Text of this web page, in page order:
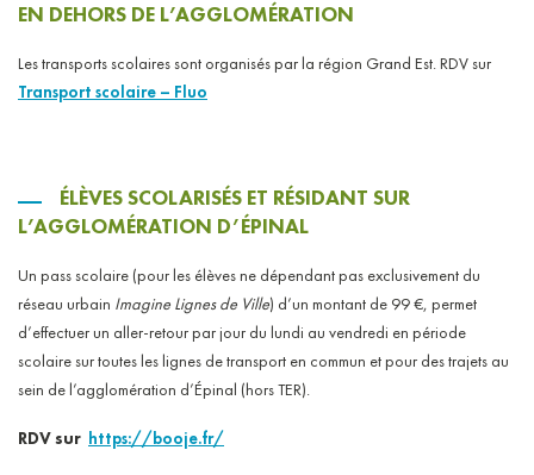
EN DEHORS DE L’AGGLOMÉRATION
Les transports scolaires sont organisés par la région Grand Est. RDV sur
Transport scolaire – Fluo
ÉLÈVES SCOLARISÉS ET RÉSIDANT SUR
L’AGGLOMÉRATION D’ÉPINAL
Un pass scolaire (pour les élèves ne dépendant pas exclusivement du
réseau urbain Imagine Lignes de Ville) d’un montant de 99 €, permet
d’effectuer un aller-retour par jour du lundi au vendredi en période
scolaire sur toutes les lignes de transport en commun et pour des trajets au
sein de l’agglomération d’Épinal (hors TER).
RDV sur https://booje.fr/